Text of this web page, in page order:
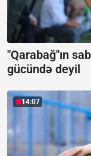
"Qarabağ"ın
gücündə deyil
14:07